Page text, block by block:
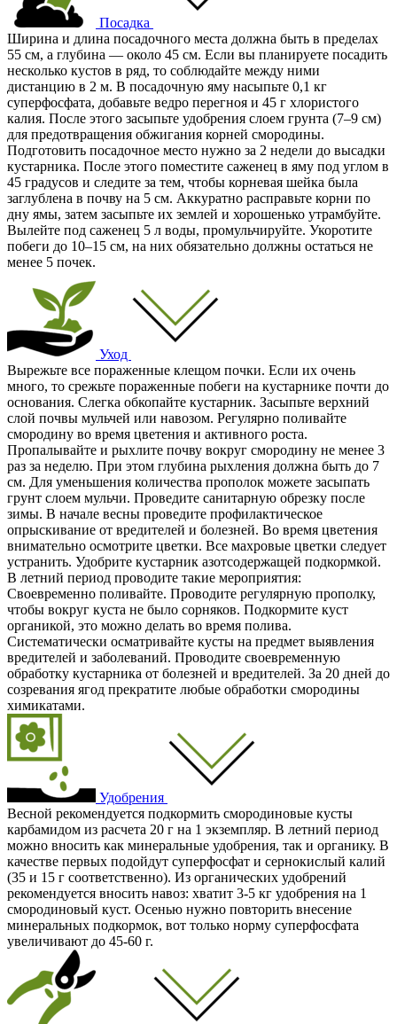
Посадка
Ширина и длина посадочного места должна быть в пределах
55 см, а глубина — около 45 см. Если вы планируете посадить
несколько кустов в ряд, то соблюдайте между ними
дистанцию в 2 м. В посадочную яму насыпьте 0,1 кг
суперфосфата, добавьте ведро перегноя и 45 г хлористого
калия. После этого засыпьте удобрения слоем грунта (7–9 см)
для предотвращения обжигания корней смородины.
Подготовить посадочное место нужно за 2 недели до высадки
кустарника. После этого поместите саженец в яму под углом в
45 градусов и следите за тем, чтобы корневая шейка была
заглублена в почву на 5 см. Аккуратно расправьте корни по
дну ямы, затем засыпьте их землей и хорошенько утрамбуйте.
Вылейте под саженец 5 л воды, промульчируйте. Укоротите
побеги до 10–15 см, на них обязательно должны остаться не
менее 5 почек.
Уход
Вырежьте все пораженные клещом почки. Если их очень
много, то срежьте пораженные побеги на кустарнике почти до
основания. Слегка обкопайте кустарник. Засыпьте верхний
слой почвы мульчей или навозом. Регулярно поливайте
смородину во время цветения и активного роста.
Пропалывайте и рыхлите почву вокруг смородину не менее 3
раз за неделю. При этом глубина рыхления должна быть до 7
см. Для уменьшения количества прополок можете засыпать
грунт слоем мульчи. Проведите санитарную обрезку после
зимы. В начале весны проведите профилактическое
опрыскивание от вредителей и болезней. Во время цветения
внимательно осмотрите цветки. Все махровые цветки следует
устранить. Удобрите кустарник азотсодержащей подкормкой.
В летний период проводите такие мероприятия:
Своевременно поливайте. Проводите регулярную прополку,
чтобы вокруг куста не было сорняков. Подкормите куст
органикой, это можно делать во время полива.
Систематически осматривайте кусты на предмет выявления
вредителей и заболеваний. Проводите своевременную
обработку кустарника от болезней и вредителей. За 20 дней до
созревания ягод прекратите любые обработки смородины
химикатами.
Удобрения
Весной рекомендуется подкормить смородиновые кусты
карбамидом из расчета 20 г на 1 экземпляр. В летний период
можно вносить как минеральные удобрения, так и органику. В
качестве первых подойдут суперфосфат и сернокислый калий
(35 и 15 г соответственно). Из органических удобрений
рекомендуется вносить навоз: хватит 3-5 кг удобрения на 1
смородиновый куст. Осенью нужно повторить внесение
минеральных подкормок, вот только норму суперфосфата
увеличивают до 45-60 г.